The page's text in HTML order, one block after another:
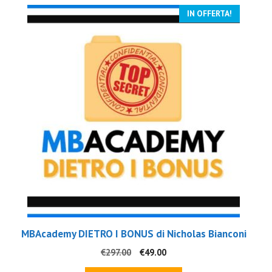
IN OFFERTA!
MBAcademy DIETRO I BONUS di Nicholas Bianconi
€297.00
Il
prezzo
€49.00Il
prezzo